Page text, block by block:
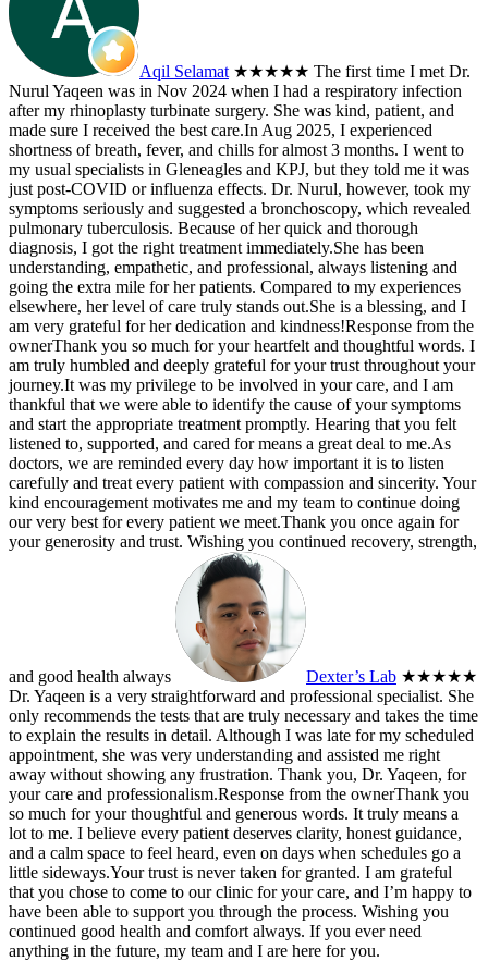
Aqil Selamat ★★★★★ The first time I met Dr.
Nurul Yaqeen was in Nov 2024 when I had a respiratory infection
after my rhinoplasty turbinate surgery. She was kind, patient, and
made sure I received the best care.In Aug 2025, I experienced
shortness of breath, fever, and chills for almost 3 months. I went to
my usual specialists in Gleneagles and KPJ, but they told me it was
just post-COVID or influenza effects. Dr. Nurul, however, took my
symptoms seriously and suggested a bronchoscopy, which revealed
pulmonary tuberculosis. Because of her quick and thorough
diagnosis, I got the right treatment immediately.She has been
understanding, empathetic, and professional, always listening and
going the extra mile for her patients. Compared to my experiences
elsewhere, her level of care truly stands out.She is a blessing, and I
am very grateful for her dedication and kindness!Response from the
ownerThank you so much for your heartfelt and thoughtful words. I
am truly humbled and deeply grateful for your trust throughout your
journey.It was my privilege to be involved in your care, and I am
thankful that we were able to identify the cause of your symptoms
and start the appropriate treatment promptly. Hearing that you felt
listened to, supported, and cared for means a great deal to me.As
doctors, we are reminded every day how important it is to listen
carefully and treat every patient with compassion and sincerity. Your
kind encouragement motivates me and my team to continue doing
our very best for every patient we meet.Thank you once again for
your generosity and trust. Wishing you continued recovery, strength,
and good health always Dexter’s Lab ★★★★★
Dr. Yaqeen is a very straightforward and professional specialist. She
only recommends the tests that are truly necessary and takes the time
to explain the results in detail. Although I was late for my scheduled
appointment, she was very understanding and assisted me right
away without showing any frustration. Thank you, Dr. Yaqeen, for
your care and professionalism.Response from the ownerThank you
so much for your thoughtful and generous words. It truly means a
lot to me. I believe every patient deserves clarity, honest guidance,
and a calm space to feel heard, even on days when schedules go a
little sideways.Your trust is never taken for granted. I am grateful
that you chose to come to our clinic for your care, and I’m happy to
have been able to support you through the process. Wishing you
continued good health and comfort always. If you ever need
anything in the future, my team and I are here for you.